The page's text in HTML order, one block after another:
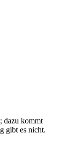
dazu kommt
gibt es nicht.